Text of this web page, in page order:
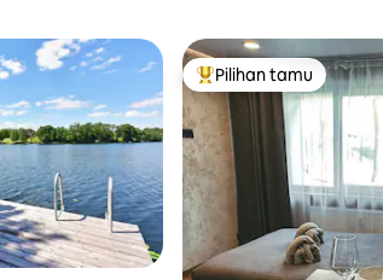
Pilihan tamu terpopuler
Pilihan tamu